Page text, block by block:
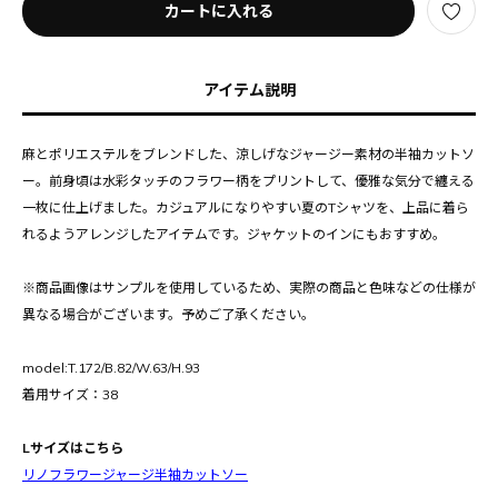
カートに入れる
アイテム説明
麻とポリエステルをブレンドした、涼しげなジャージー素材の半袖カットソ
ー。前身頃は水彩タッチのフラワー柄をプリントして、優雅な気分で纏える
一枚に仕上げました。カジュアルになりやすい夏のTシャツを、上品に着ら
れるようアレンジしたアイテムです。ジャケットのインにもおすすめ。
※商品画像はサンプルを使用しているため、実際の商品と色味などの仕様が
異なる場合がございます。予めご了承ください。
model:T.172/B.82/W.63/H.93
着用サイズ：38
Lサイズはこちら
リノフラワージャージ半袖カットソー